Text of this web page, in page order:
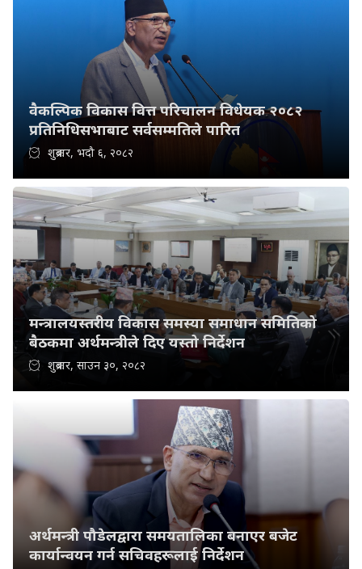
वैकल्पिक विकास वित्त परिचालन विधेयक २०८२
प्रतिनिधिसभाबाट सर्वसम्मतिले पारित
शुक्रबार, भदौ ६, २०८२
मन्त्रालयस्तरीय विकास समस्या समाधान समितिको
बैठकमा अर्थमन्त्रीले दिए यस्तो निर्देशन
शुक्रबार, साउन ३०, २०८२
अर्थमन्त्री पौडेलद्वारा समयतालिका बनाएर बजेट
कार्यान्वयन गर्न सचिवहरूलाई निर्देशन